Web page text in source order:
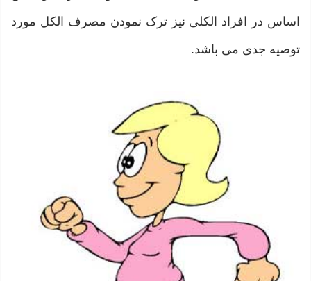
اساس در افراد الکلی نیز ترک نمودن مصرف الکل مورد
توصیه جدی می باشد.